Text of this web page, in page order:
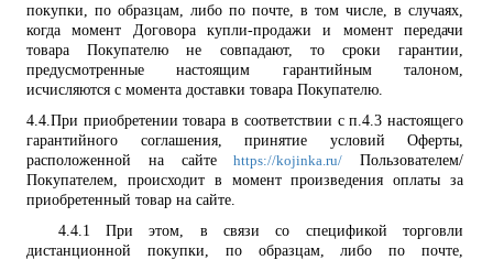
покупки, по образцам, либо по почте, в том числе, в случаях,
когда момент Договора купли-продажи и момент передачи
товара Покупателю не совпадают, то сроки гарантии,
предусмотренные настоящим гарантийным талоном,
исчисляются с момента доставки товара Покупателю.
4.4. При приобретении товара в соответствии с п.4.3 настоящего
гарантийного соглашения, принятие условий Оферты,
расположенной на сайтеhttps://kojinka.ru/ Пользователем/
Покупателем, происходит в момент произведения оплаты за
приобретенный товар на сайте.
4.4.1При этом, в связи со спецификойторговли
дистанционной покупки, по образцам, либо по почте,